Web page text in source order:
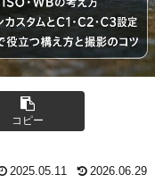
コピー
2025.05.11 2026.06.29